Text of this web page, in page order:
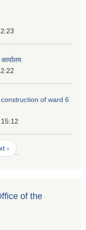
of ward 6
›
of the